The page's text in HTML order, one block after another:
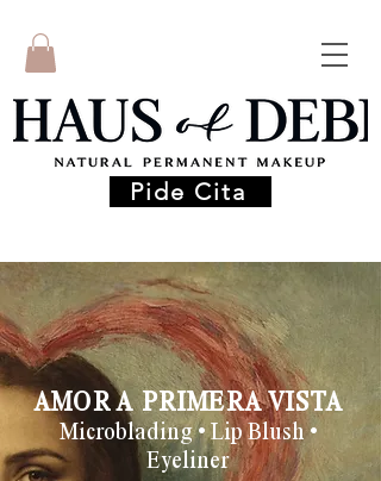
Pide Cita
AMOR A PRIMERA VISTA
Microblading • Lip Blush •
Eyeliner